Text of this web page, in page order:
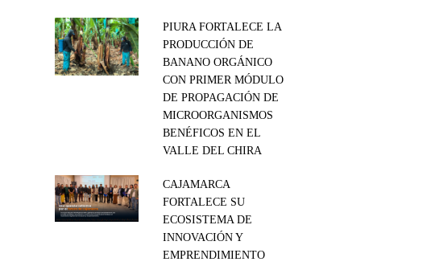
PIURA FORTALECE LA
PRODUCCIÓN DE
BANANO ORGÁNICO
CON PRIMER MÓDULO
DE PROPAGACIÓN DE
MICROORGANISMOS
BENÉFICOS EN EL
VALLE DEL CHIRA
CAJAMARCA
FORTALECE SU
ECOSISTEMA DE
INNOVACIÓN Y
EMPRENDIMIENTO